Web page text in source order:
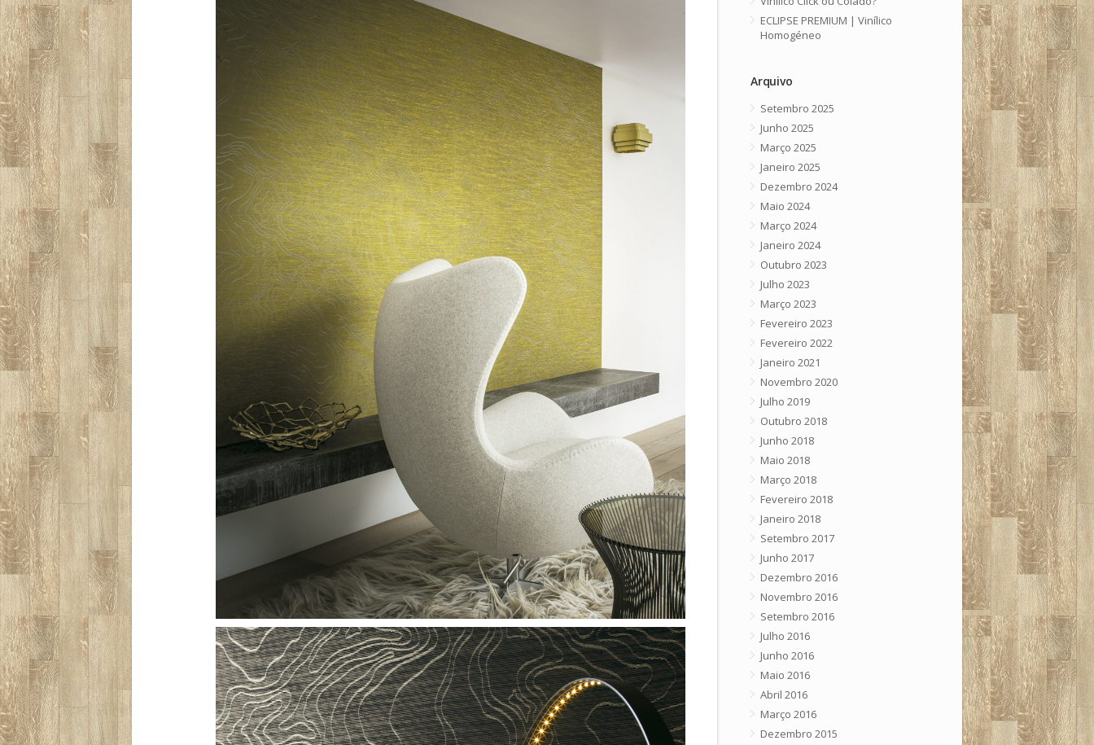
ECLIPSE PREMIUM | Vinílico
Homogéneo
Arquivo
Setembro 2025
Junho 2025
Março 2025
Janeiro 2025
Dezembro 2024
Maio 2024
Março 2024
Janeiro 2024
Outubro 2023
Julho 2023
Março 2023
Fevereiro 2023
Fevereiro 2022
Janeiro 2021
Novembro 2020
Julho 2019
Outubro 2018
Junho 2018
Maio 2018
Março 2018
Fevereiro 2018
Janeiro 2018
Setembro 2017
Junho 2017
Dezembro 2016
Novembro 2016
Setembro 2016
Julho 2016
Junho 2016
Maio 2016
Abril 2016
Março 2016
Dezembro 2015